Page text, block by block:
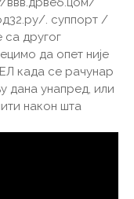
. суппорт /
другог
да опет није
када се рачунар
дана унапред, или
након шта